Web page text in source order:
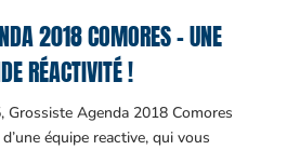
2018 COMORES – UNE
RÉACTIVITÉ !
Grossiste Agenda 2018 Comores
équipe reactive, qui vous